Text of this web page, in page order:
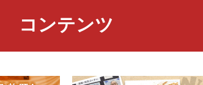
コンテンツ